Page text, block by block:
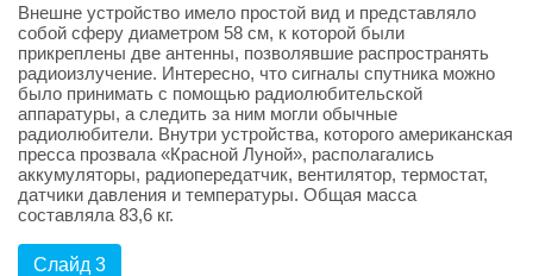
Внешне устройство имело простой вид и представляло
собой сферу диаметром 58 см, к которой были
прикреплены две антенны, позволявшие распространять
радиоизлучение. Интересно, что сигналы спутника можно
было принимать с помощью радиолюбительской
аппаратуры, а следить за ним могли обычные
радиолюбители. Внутри устройства, которого американская
пресса прозвала «Красной Луной», располагались
аккумуляторы, радиопередатчик, вентилятор, термостат,
датчики давления и температуры. Общая масса
составляла 83,6 кг.
Слайд 3